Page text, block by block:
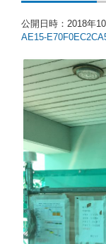
公開日時： 2018年
AE15-